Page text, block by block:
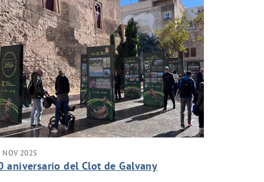
NOV 2025
aniversario del Clot de Galvany